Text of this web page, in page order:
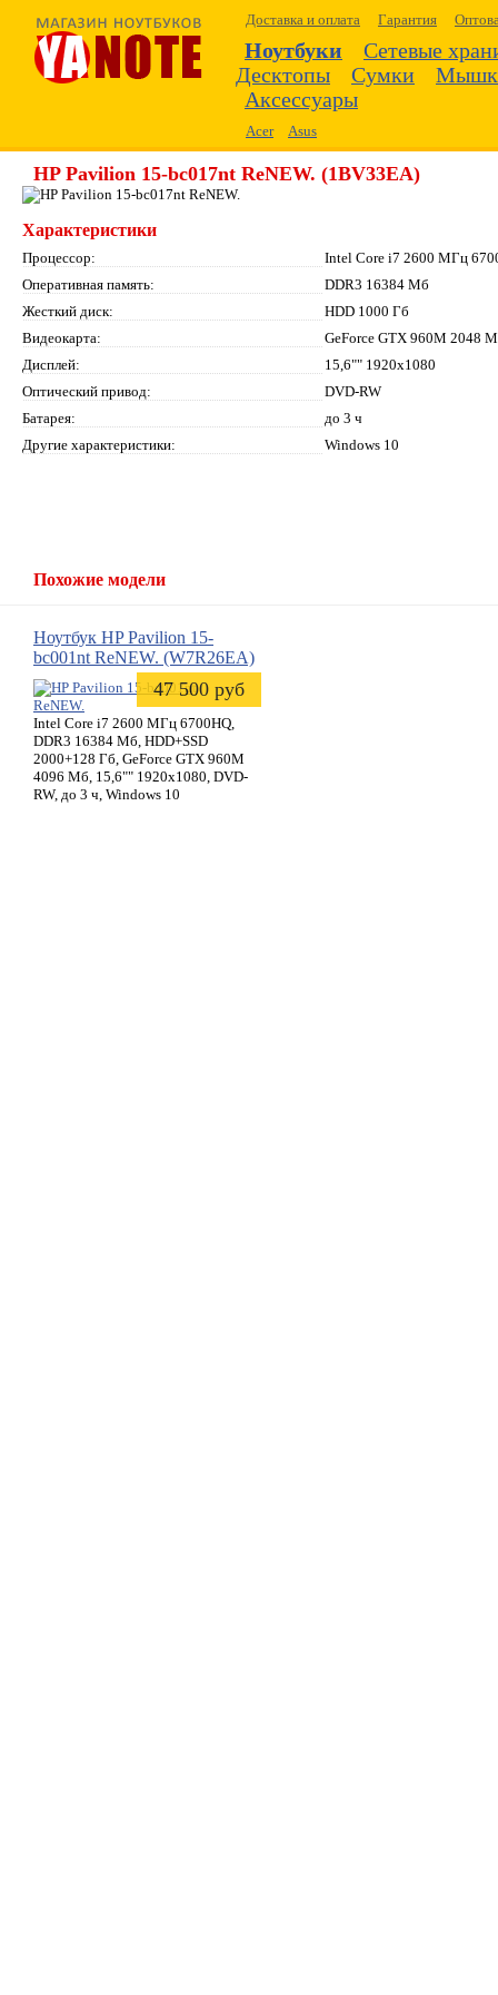
Доставка и оплата Гарантия
Ноутбуки
Сетевые
Десктопы
Сумки
Аксессуары
Acer Asus
HP Pavilion 15-bc017nt ReNEW. (1BV33EA)
Характеристики
Процессор:
Intel Core i7 2600 МГц
Оперативная память:
DDR3 16384 Мб
Жесткий диск:
HDD 1000 Гб
Видеокарта:
GeForce GTX 960M 2048
Дисплей:
15,6"" 1920x1080
Оптический привод:
DVD-RW
Батарея:
до 3 ч
Другие характеристики:
Windows 10
Похожие модели
Ноутбук HP Pavilion 15-
bc001nt ReNEW. (W7R26EA)
Intel Core i7 2600 МГц 6700HQ,
DDR3 16384 Мб, HDD+SSD
2000+128 Гб, GeForce GTX 960M
4096 Мб, 15,6"" 1920x1080, DVD-
RW, до 3 ч, Windows 10
47 500 руб